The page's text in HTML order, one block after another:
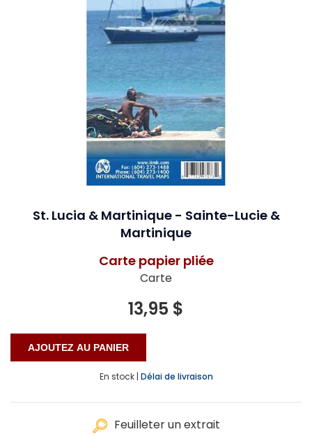
St. Lucia & Martinique - Sainte-Lucie &
Martinique
Carte papier pliée
Carte
13,95 $
En stock | Délai de livraison
Feuilleter un extrait